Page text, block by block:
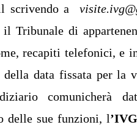
scrivendo a
il Tribunale di
recapiti telefonici, e
data fissata per la
comunicherà
delle sue funzioni, l